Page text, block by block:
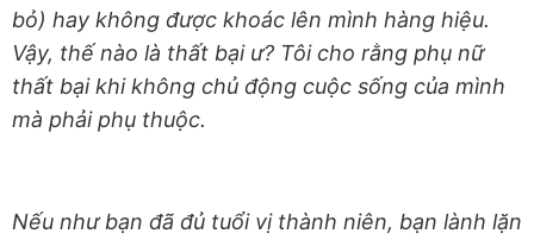
bỏ) hay không được khoác lên mình hàng hiệu.
Vậy, thế nào là thất bại ư? Tôi cho rằng phụ nữ
thất bại khi không chủ động cuộc sống của mình
mà phải phụ thuộc.
Nếu như bạn đã đủ tuổi vị thành niên, bạn lành lặn